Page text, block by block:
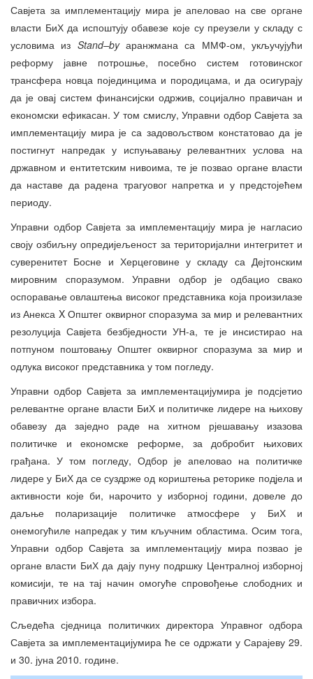
Савјета за имплементацију мира је апеловао на све органе
власти БиХ да испоштују обавезе које су преузели у складу с
условима из Stand–byаранжмана са ММФ-ом, укључујући
реформу јавне потрошње, посебно систем готовинског
трансфера новца појединцима и породицама, и да осигурају
да је овај систем финансијски одржив, социјално правичан и
економски ефикасан. У том смислу, Управни одбор Савјета за
имплементацију мира је са задовољством констатовао да је
постигнут напредак у испуњавању релевантних услова на
државном и ентитетским нивоима, те је позвао органе власти
да наставе да радена трагуовог напретка и у предстојећем
периоду.
Управни одбор Савјета за имплементацију мира је нагласио
своју озбиљну опредијељеност за територијални интегритет и
суверенитет Босне и Херцеговине у складу са Дејтонским
мировним споразумом. Управни одбор је одбацио свако
оспоравање овлаштења високог представника која произилазе
из Анекса X Општег оквирног споразума за мир и релевантних
резолуција Савјета безбједности УН-а, те је инсистирао на
потпуном поштовању Општег оквирног споразума за мир и
одлука високог представника у том погледу.
Управни одбор Савјета за имплементацијумира је подсјетио
релевантне органе власти БиХ и политичке лидере на њихову
обавезу да заједно раде на хитном рјешавању изазова
политичке и економске реформе, за добробит њихових
грађана. У том погледу, Одбор је апеловао на политичке
лидере у БиХ да се суздрже од кориштења реторике подјела и
активности које би, нарочито у изборној години, довеле до
даљње поларизације политичке атмосфере у БиХ и
онемогућиле напредак у тим кључним областима. Осим тога,
Управни одбор Савјета за имплементацију мира позвао је
органе власти БиХ да дају пуну подршку Централној изборној
комисији, те на тај начин омогуће спровођење слободних и
правичних избора.
Сљедећа сједница политичких директора Управног одбора
Савјета за имплементацијумира ће се одржати у Сарајеву 29.
и 30. јуна 2010. године.